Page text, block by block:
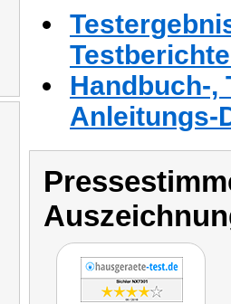
Handbuch-,
Anleitungs-